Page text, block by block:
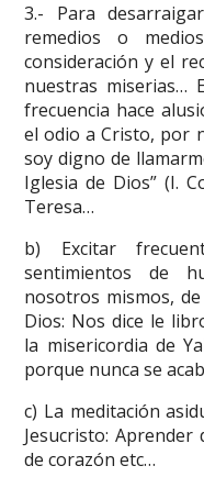
3.- Para
remedios o
consideración y el
nuestras miserias…
frecuencia hace
el odio a Cristo, por
soy digno de
Iglesia de Dios” (I.
Teresa…
b) Excitar
sentimientos de
nosotros mismos,
Dios: Nos dice le
la misericordia de
porque nunca se
c) La meditación
Jesucristo:
de corazón etc…